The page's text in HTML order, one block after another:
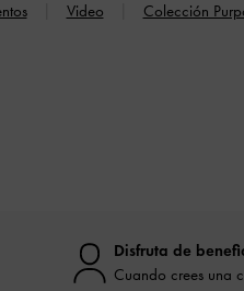
Video Colección
Disfruta de
Cuando crees una